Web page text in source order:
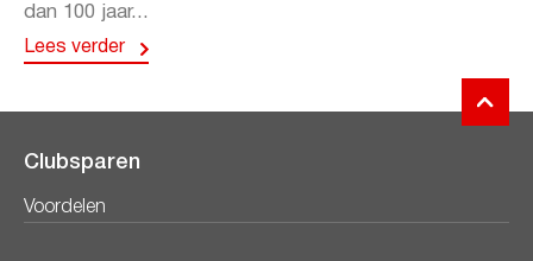
dan 100 jaar...
Lees verder
Clubsparen
Voordelen